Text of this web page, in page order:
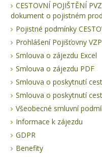
CESTOVNÍ POJIŠTĚNÍ
dokument o pojistném
Pojistné podmínky
Prohlášení Pojišťovny
Smlouva o zájezdu Excel
Smlouva o zájezdu PDF
Smlouva o poskytnutí
Smlouva o poskytnutí
Všeobecné smluvní
Informace k zájezdu
GDPR
Benefity